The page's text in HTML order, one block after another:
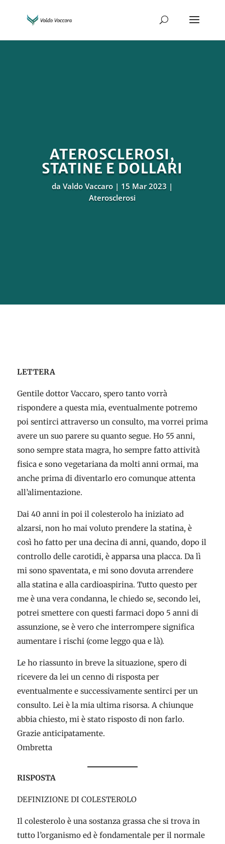
ATEROSCLEROSI,
STATINE E DOLLARI
daValdo Vaccaro
15 Mar 2023
Aterosclerosi
LETTERA
Gentile dottor Vaccaro, spero tanto vorrà
rispondere a questa mia, eventualmente potremo
poi sentirci attraverso un consulto, ma vorrei prima
avere un suo parere su quanto segue. Ho 55 anni,
sono sempre stata magra, ho sempre fatto attività
fisica e sono vegetariana da molti anni ormai, ma
anche prima di diventarlo ero comunque attenta
all’alimentazione.
Dai 40 anni in poi il colesterolo ha iniziato ad
alzarsi, non ho mai voluto prendere la statina, è
così ho fatto per una decina di anni, quando, dopo il
controllo delle carotidi, è apparsa una placca. Da lì
mi sono spaventata, e mi sono dovuta arrendere
alla statina e alla cardioaspirina. Tutto questo per
me è una vera condanna, le chiedo se, secondo lei,
potrei smettere con questi farmaci dopo 5 anni di
assunzione, se è vero che interrompere significa
aumentare i rischi (come leggo qua e là).
Le ho riassunto in breve la situazione, spero di
ricevere da lei un cenno di risposta per
eventualmente e successivamente sentirci per un
consulto. Lei è la mia ultima risorsa. A chiunque
abbia chiesto, mi è stato risposto di non farlo.
Grazie anticipatamente.
Ombretta
RISPOSTA
DEFINIZIONE DI COLESTEROLO
Il colesterolo è una sostanza grassa che si trova in
tutto l’organismo ed è fondamentale per il normale